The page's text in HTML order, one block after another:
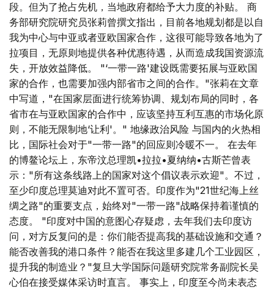
段。但为了抢占先机，当地政府都给予大力度的补贴。 商
务部研究院研究员张莉曾撰文指出，目前各地规划都是以自
我为中心与中亚或者亚欧国家合作，这很可能导致各地为了
拉项目，无原则地提供各种优惠待遇，从而造成我国资源流
失，开放效益降低。 "‘一带一路'建设既需要拓展与亚欧国
家的合作，也需要加强内部省市之间的合作。"张莉在文章
中写道，"在国家层面进行统筹协调、规划布局的同时，各
省市在与亚欧国家的合作中，应该坚持互利互惠的市场化原
则，不能无限制地‘让利'。" 地缘政治风险 与国内的火热相
比，国际社会对于"一带一路"的回应则冷暖不一。 在去年
的博鳌论坛上，东帝汶总理凯•拉拉•夏纳纳•古斯芒曾表
示："所有这条线路上的国家对这个倡议表示欢迎"。不过，
至少印度总理莫迪对此不置可否。印度作为"21世纪海上丝
绸之路"的重要支点，始终对"一带一路"战略保持着谨慎的
态度。 "印度对中国的意图心存疑虑，去年我们去印度访
问，对方反复问的是：你们能否提高我的基础设施和交通？
能否改善我的港口条件？能否在我这里多建几个工业园区，
提升我的制造业？"复旦大学国际问题研究院常务副院长吴
心伯在接受媒体采访时直言。 事实上，印度至今尚未表态